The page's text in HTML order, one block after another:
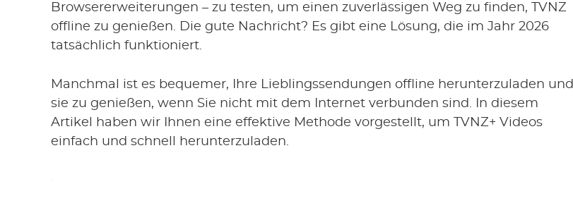
Browsererweiterungen – zu testen, um einen zuverlässigen Weg zu finden, TVNZ
offline zu genießen. Die gute Nachricht? Es gibt eine Lösung, die im Jahr 2026
tatsächlich funktioniert.
Manchmal ist es bequemer, Ihre Lieblingssendungen offline herunterzuladen und
sie zu genießen, wenn Sie nicht mit dem Internet verbunden sind. In diesem
Artikel haben wir Ihnen eine effektive Methode vorgestellt, um TVNZ+ Videos
einfach und schnell herunterzuladen.